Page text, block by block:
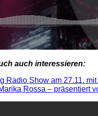
auch interessieren:
Radio Show am 27.11.
Rossa – präsentiert